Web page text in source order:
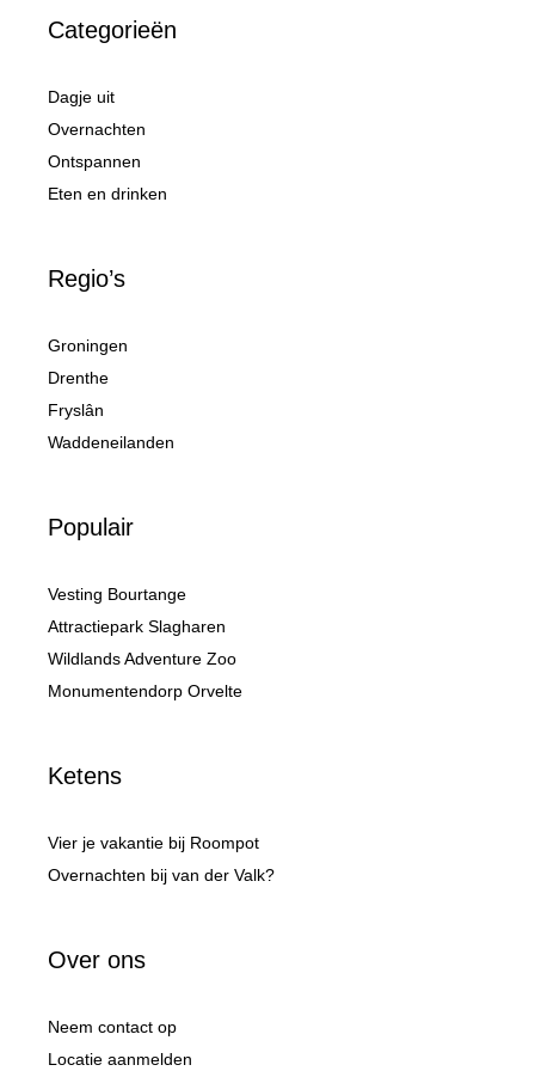
Categorieën
Dagje uit
Overnachten
Ontspannen
Eten en drinken
Regio’s
Groningen
Drenthe
Fryslân
Waddeneilanden
Populair
Vesting Bourtange
Attractiepark Slagharen
Wildlands Adventure Zoo
Monumentendorp Orvelte
Ketens
Vier je vakantie bij Roompot
Overnachten bij van der Valk?
Over ons
Neem contact op
Locatie aanmelden